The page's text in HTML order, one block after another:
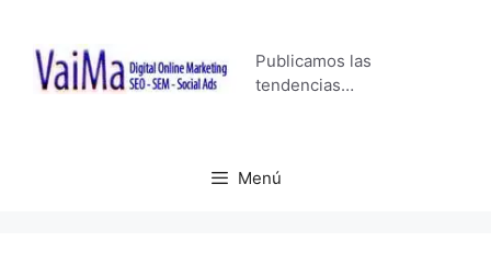
contenido
Publicamos las
tendencias…
Menú